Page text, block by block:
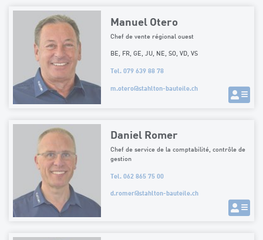
Manuel Otero
Chef de vente régional ouest
BE, FR, GE, JU, NE, SO, VD, VS
Tel. 079 639 88 78
m.otero@stahlton-bauteile.ch
Daniel Romer
Chef de service de la comptabilité, contrôle de
gestion
Tel. 062 865 75 00
d.romer@stahlton-bauteile.ch